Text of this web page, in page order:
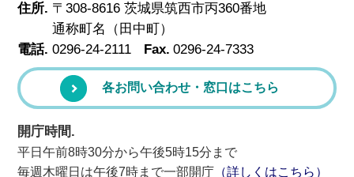
住所. 〒308-8616 茨城県筑西市丙360番地
通称町名（田中町）
電話. 0296-24-2111 Fax. 0296-24-7333
各お問い合わせ・窓口はこちら
開庁時間.
平日午前8時30分から午後5時15分まで
毎週木曜日は午後7時まで一部開庁 （詳しくはこちら）